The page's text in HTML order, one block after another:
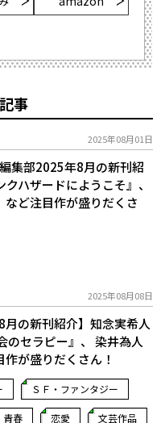
事
2025年08月01日
編集部2025年8月の新刊紹
ハザードにようこそ』、
など注目作が盛りだくさ
2025年08月08日
月の新刊紹介】知念実希人
のセラピー』、 染井為人
作が盛りだくさん！
ＳＦ・ファンタジー
青春 恋愛 文芸作品